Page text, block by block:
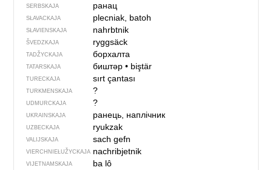
SERBSKAJA ранац
SŁAVACKAJA plecniak, batoh
SŁAVIENSKAJA nahrbtnik
ŠVEDZKAJA ryggsäck
TADŽYCKAJA борхалта
TATARSKAJA биштәр• biştär
TURECKAJA sırt çantası
TURKMENSKAJA ?
UDMURCKAJA ?
UKRAINSKAJA ранець, наплічник
UZBECKAJA ryukzak
VALIJSKAJA sach gefn
VIERCHNIE­ŁUŽYCKAJA nachribjetnik
VIJETNAMSKAJA ba lô